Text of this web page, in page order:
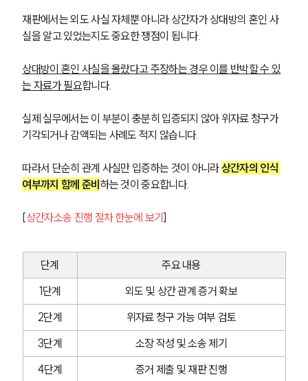
재판에서는 외도 사실 자체뿐 아니라 상간자가 상대방의 혼인 사
실을 알고 있었는지도 중요한 쟁점이 됩니다.
상대방이 혼인 사실을 몰랐다고 주장하는 경우 이를 반박할 수 있
는 자료가 필요합니다.
실제 실무에서는 이 부분이 충분히 입증되지 않아 위자료 청구가
기각되거나 감액되는 사례도 적지 않습니다.
따라서 단순히 관계 사실만 입증하는 것이 아니라 상간자의 인식
여부까지 함께 준비하는 것이 중요합니다.
[상간자소송 진행 절차 한눈에 보기]
단계
주요 내용
1단계
외도 및 상간 관계 증거 확보
2단계
위자료 청구 가능 여부 검토
3단계
소장 작성 및 소송 제기
4단계
증거 제출 및 재판 진행